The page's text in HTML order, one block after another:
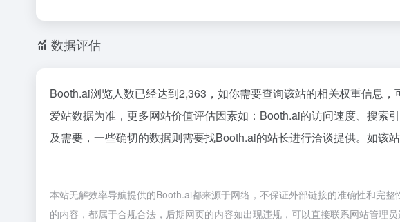
数据评估
Booth.ai浏览人数已经达到2,363，如你需要查询该站的相关权重信息，
爱站数据为准，更多网站价值评估因素如：Booth.ai的访问速度、搜索
及需要，一些确切的数据则需要找Booth.ai的站长进行洽谈提供。如该
本站无解效率导航提供的Booth.ai都来源于网络，不保证外部链接的准确性和完
的内容，都属于合规合法，后期网页的内容如出现违规，可以直接联系网站管理